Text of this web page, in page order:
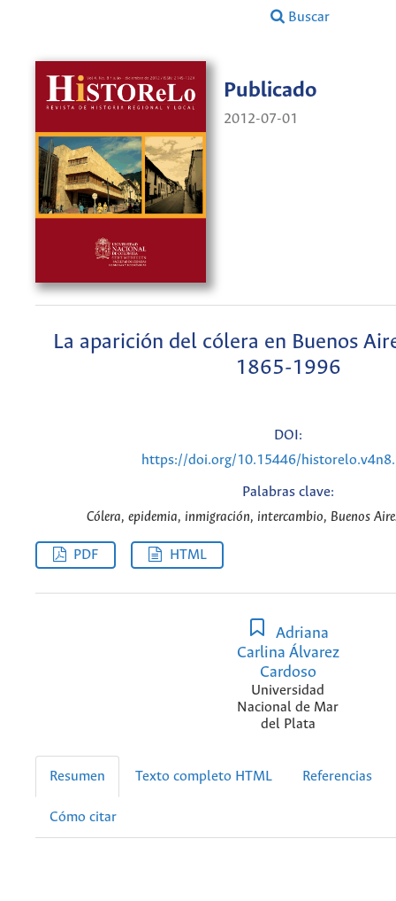
Buscar
Publicado
2012-07-01
La aparición del cólera en Buenos
1865-1996
DOI:
https://doi.org/10.15446/
Palabras clave:
Cólera, epidemia, inmigración, intercambio, Buenos
PDF HTML
Adriana
Carlina Álvarez
Cardoso
Universidad
Nacional de Mar
del Plata
Resumen Texto completo HTML Referencias
Cómo citar